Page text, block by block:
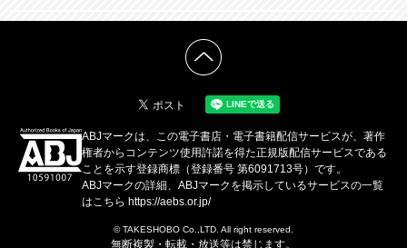
ABJマークは、この電子書店・電子書籍配信サービスが、著作
権者からコンテンツ使用許諾を得た正規版配信サービスである
ことを示す登録商標（登録番号 第6091713号）です。
ABJマークの詳細、ABJマークを掲示しているサービスの一覧
はこちら https://aebs.or.jp/
© TAKESHOBO Co.,LTD. All right reserved.
無断複製・転載・放送等は禁じます。